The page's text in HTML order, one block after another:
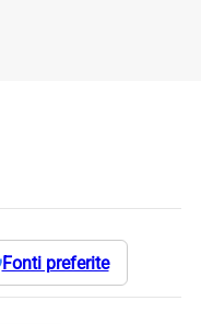
Fonti preferite